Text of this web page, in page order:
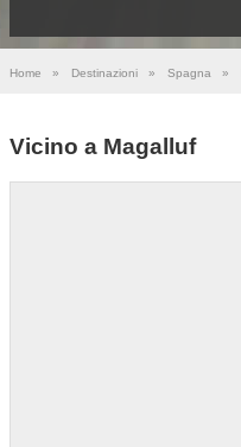
Home » Destinazioni » Spagna »
Vicino a Magalluf